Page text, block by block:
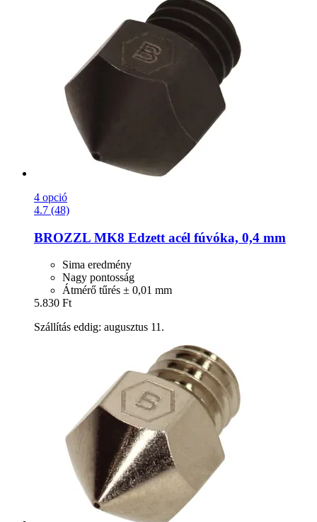
4 opció
4.7 (48)
BROZZL MK8 Edzett acél fúvóka, 0,4 mm
Sima eredmény
Nagy pontosság
Átmérő tűrés ± 0,01 mm
5.830 Ft
Szállítás eddig: augusztus 11.